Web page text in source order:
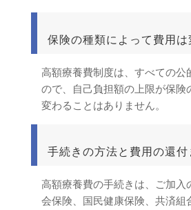
保険の種類によって費用は
高額療養費制度は、すべての公
ので、自己負担額の上限が保険
変わることはありません。
手続きの方法と費用の還付
高額療養費の手続きは、ご加入
会保険、国民健康保険、共済組